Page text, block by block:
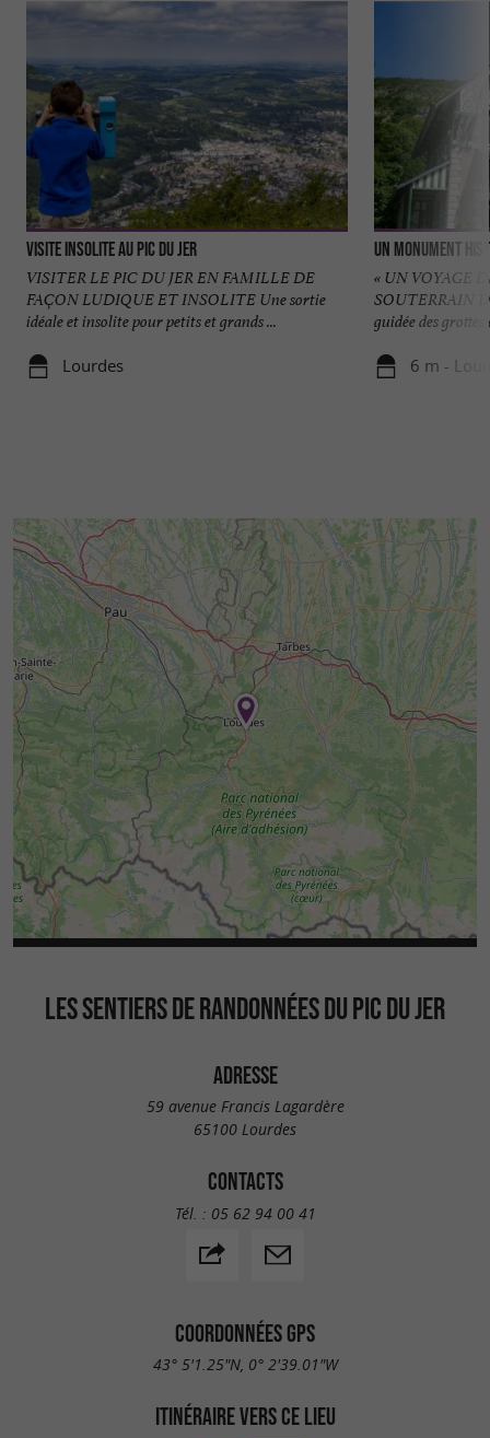
Visite insolite au Pic du Jer
VISITER LE PIC DU JER EN FAMILLE DE
FAÇON LUDIQUE ET INSOLITE Une sortie
idéale et insolite pour petits et grands ...
Lourdes
Un monument
« UN VOYAGE
SOUTERRAIN
guidée des grottes
6 m -
LES SENTIERS DE RANDONNÉES DU PIC DU JER
ADRESSE
59 avenue Francis Lagardère
65100 Lourdes
CONTACTS
Tél. : 05 62 94 00 41
COORDONNÉES GPS
43° 5'1.25"N, 0° 2'39.01"W
ITINÉRAIRE VERS CE LIEU